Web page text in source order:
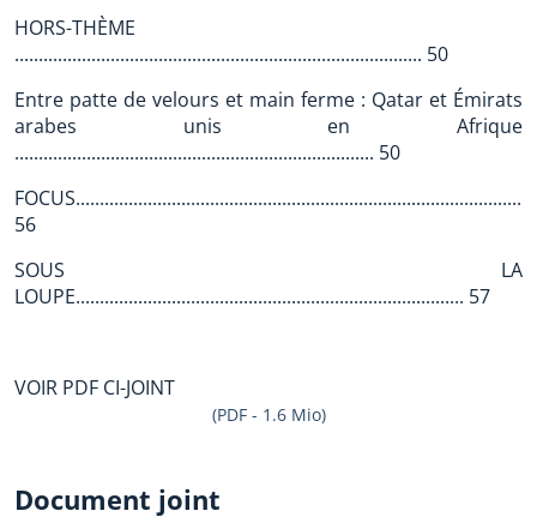
HORS-THÈME
..................................................................................... 50
Entre patte de velours et main ferme : Qatar et Émirats
arabes unis en Afrique
........................................................................... 50
56
SOUS LA
LOUPE................................................................................. 57
VOIR PDF CI-JOINT
(PDF - 1.6 Mio)
Document joint